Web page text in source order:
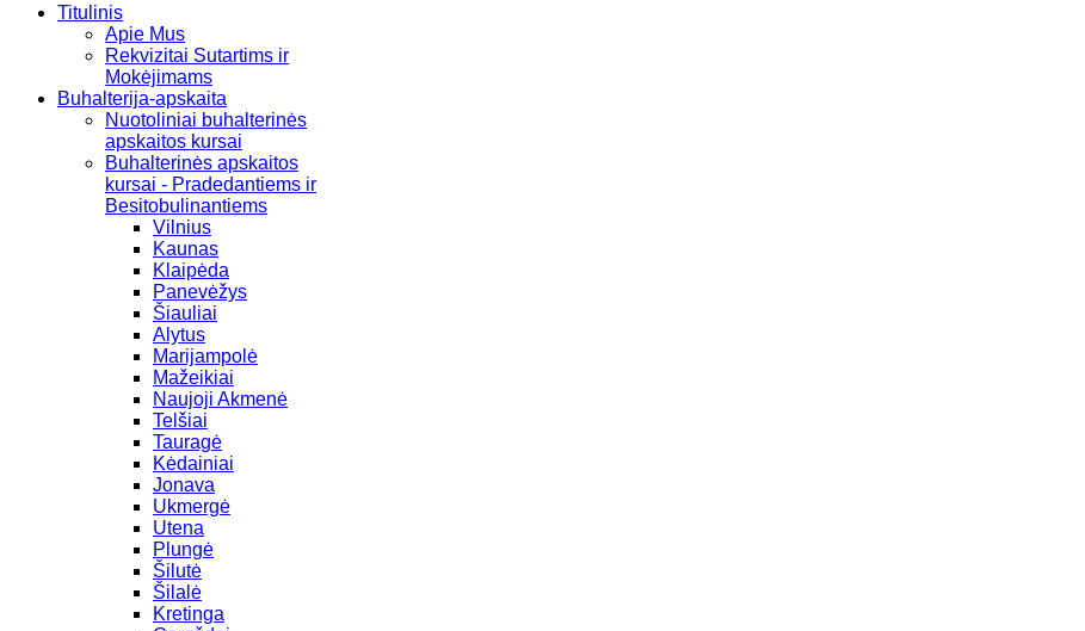
Titulinis
Apie Mus
Rekvizitai Sutartims ir
Mokėjimams
Buhalterija-apskaita
Nuotoliniai buhalterinės
apskaitos kursai
Buhalterinės apskaitos
kursai - Pradedantiems ir
Besitobulinantiems
Vilnius
Kaunas
Klaipėda
Panevėžys
Šiauliai
Alytus
Marijampolė
Mažeikiai
Naujoji Akmenė
Telšiai
Tauragė
Kėdainiai
Jonava
Ukmergė
Utena
Plungė
Šilutė
Šilalė
Kretinga